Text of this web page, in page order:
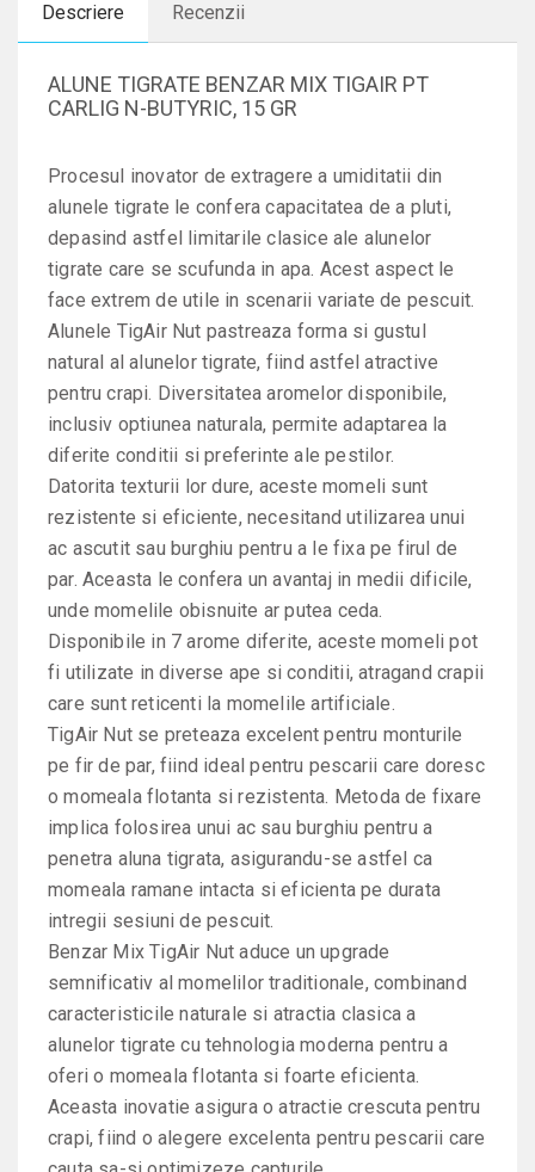
Descriere Recenzii
ALUNE TIGRATE BENZAR MIX TIGAIR PT
CARLIG N-BUTYRIC, 15 GR
Procesul inovator de extragere a umiditatii din
alunele tigrate le confera capacitatea de a pluti,
depasind astfel limitarile clasice ale alunelor
tigrate care se scufunda in apa. Acest aspect le
face extrem de utile in scenarii variate de pescuit.
Alunele TigAir Nut pastreaza forma si gustul
natural al alunelor tigrate, fiind astfel atractive
pentru crapi. Diversitatea aromelor disponibile,
inclusiv optiunea naturala, permite adaptarea la
diferite conditii si preferinte ale pestilor.
Datorita texturii lor dure, aceste momeli sunt
rezistente si eficiente, necesitand utilizarea unui
ac ascutit sau burghiu pentru a le fixa pe firul de
par. Aceasta le confera un avantaj in medii dificile,
unde momelile obisnuite ar putea ceda.
Disponibile in 7 arome diferite, aceste momeli pot
fi utilizate in diverse ape si conditii, atragand crapii
care sunt reticenti la momelile artificiale.
TigAir Nut se preteaza excelent pentru monturile
pe fir de par, fiind ideal pentru pescarii care doresc
o momeala flotanta si rezistenta. Metoda de fixare
implica folosirea unui ac sau burghiu pentru a
penetra aluna tigrata, asigurandu-se astfel ca
momeala ramane intacta si eficienta pe durata
intregii sesiuni de pescuit.
Benzar Mix TigAir Nut aduce un upgrade
semnificativ al momelilor traditionale, combinand
caracteristicile naturale si atractia clasica a
alunelor tigrate cu tehnologia moderna pentru a
oferi o momeala flotanta si foarte eficienta.
Aceasta inovatie asigura o atractie crescuta pentru
crapi, fiind o alegere excelenta pentru pescarii care